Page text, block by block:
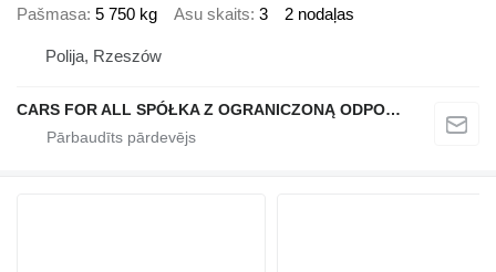
Pašmasa 5 750 kg Asu skaits 3 2 nodaļas
Polija, Rzeszów
CARS FOR ALL SPÓŁKA Z OGRANICZONĄ ODPOWIEDZIALNOŚCIĄ